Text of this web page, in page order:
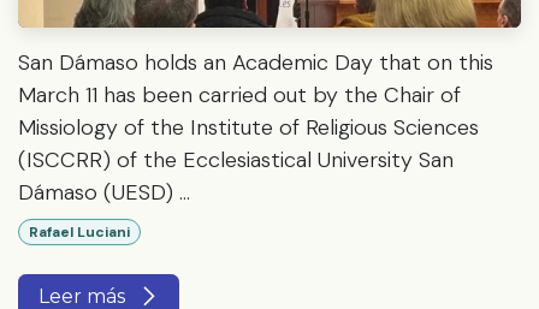
San Dámaso holds an Academic Day that on this
March 11 has been carried out by the Chair of
Missiology of the Institute of Religious Sciences
(ISCCRR) of the Ecclesiastical University San
Dámaso (UESD) ...
Rafael Luciani
Leer más